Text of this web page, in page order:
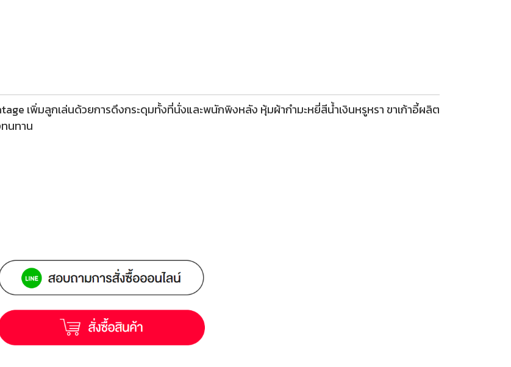
เพิ่มลูกเล่นด้วยการดึงกระดุมทั้งที่นั่งและพนักพิงหลัง หุ้มผ้ากำมะหยี่สีน้ำเงินหรูหรา ขาเก้าอี้ผลิต
นทาน